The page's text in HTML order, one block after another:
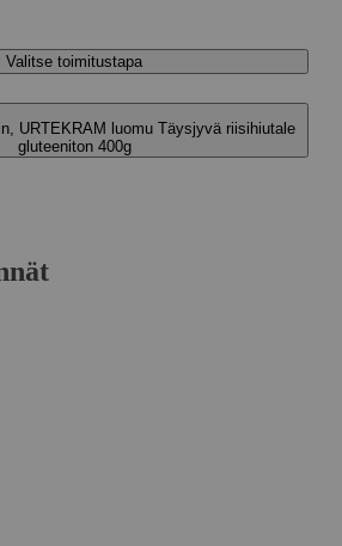
Valitse toimitustapa
URTEKRAM luomu Täysjyvä riisihiutale
gluteeniton 400g